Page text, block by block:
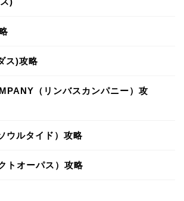
ス)攻略
（リンバスカンパニー）攻
ウルタイド）攻略
トオーパス）攻略